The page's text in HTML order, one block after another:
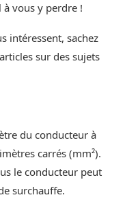
à vous y perdre !
intéressent, sachez
sur des sujets
du conducteur à
carrés (mm²).
le conducteur peut
surchauffe.